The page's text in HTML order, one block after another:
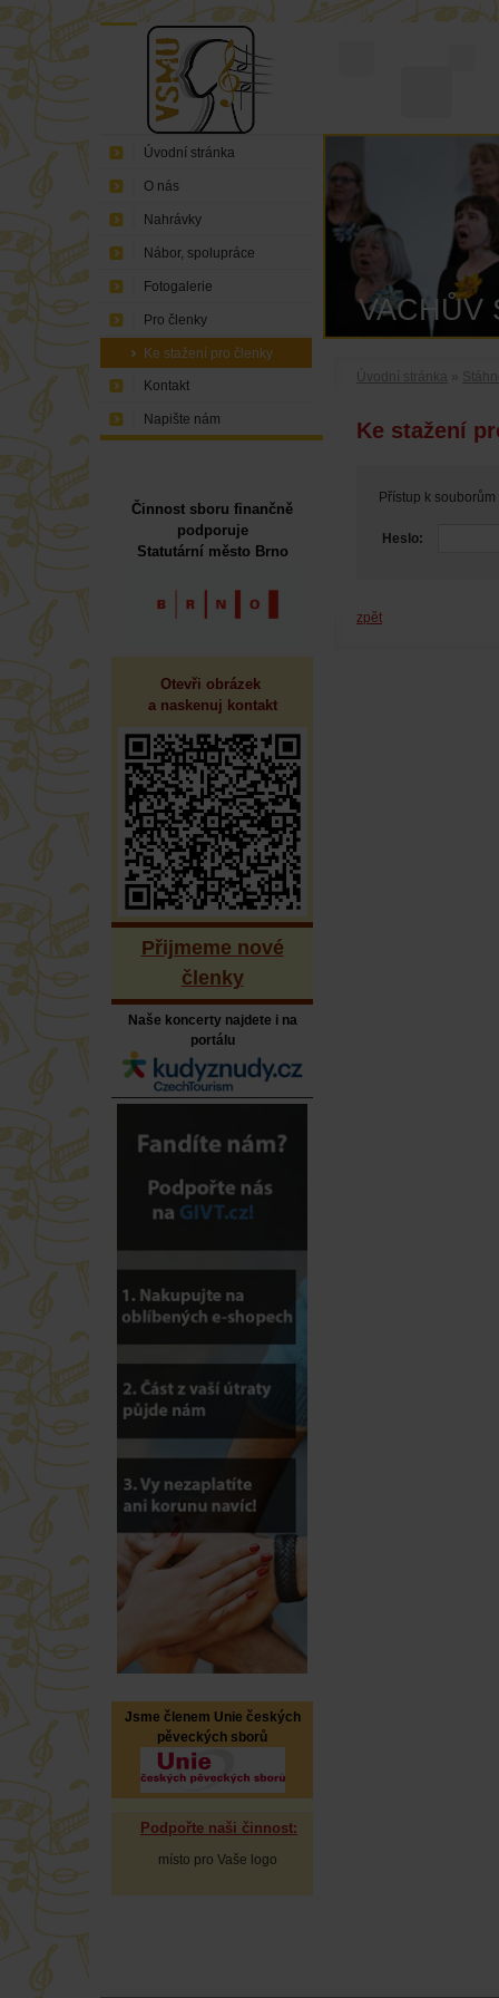
Úvodní stránka »
Ke stažení
Přístup k
Heslo:
zpět
VACHŮV
Úvodní stránka
O nás
Nahrávky
Nábor, spolupráce
Fotogalerie
Pro členky
Ke stažení pro členky
Kontakt
Napište nám
Činnost sboru finančně
podporuje
Statutární město Brno
Otevři obrázek
a naskenuj kontakt
Přijmeme nové
členky
Naše koncerty najdete i na
portálu
Jsme členem Unie českých
pěveckých sborů
Podpořte naši činnost:
místo pro Vaše logo